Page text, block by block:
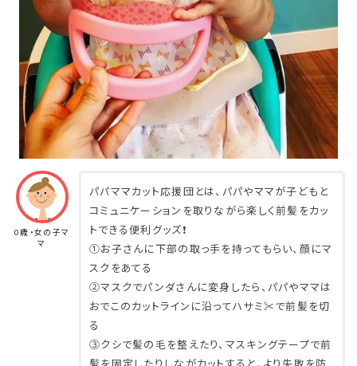
0歳・女の子マ
マ
パパママカット応援団とは、パパやママが子どもと
コミュニケーションを取りながら楽しく前髪をカッ
トできる便利グッズ❗️
①お子さんに下部の取っ手を持ってもらい、顔にマ
スクをあてる
②マスクでパンダさんに変身したら、パパやママは
おでこのカットラインに沿ってハサミ✂️で前髪を切
る
③クシで髪の毛を整えたり、マスキングテープで前